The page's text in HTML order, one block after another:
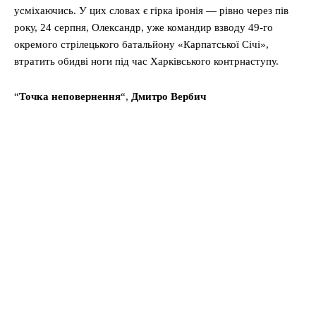
усміхаючись. У цих словах є гірка іронія — рівно через пів
року, 24 серпня, Олександр, уже командир взводу 49-го
окремого стрілецького батальйону «Карпатської Січі»,
втратить обидві ноги під час Харківського контрнаступу.
“Точка неповернення“, Дмитро Вербич